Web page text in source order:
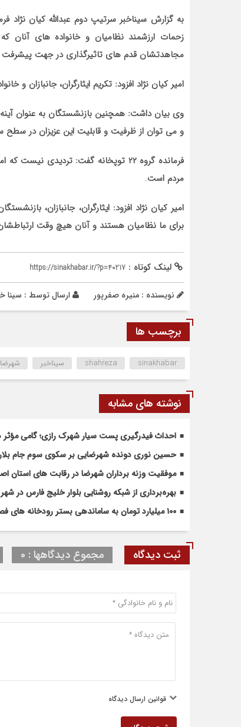
به گزارش سیناخبر سرتیپ دوم عبدالله کیان نژاد
زحمات ارزشمند نظامیان و خانواده های
مجاهدتشان قدم های تاثیرگذاری در جهت پیشرفت
امیر کیان نژاد افزود: تکریم ایثارگران، جانبازان و
وی بیان داشت: همچنین بازنشستگان به عنوان
و می توان از ظرفیت و قابلیت این عزیزان در سطح
فرمانده گروه ۲۲ توپخانه گفت:
مردم است.
امیر کیان نژاد افزود: ایثارگران، جانبازان،
برای ما نظامیان هستند و آنان هیچ وقت
لینک کوتاه : https://sinakhabar.ir/?p=40217
نویسنده : منیره صفرپور ارسال توسط : سینا
برچسب ها
shahreza sinakhabar سیناخبر شهرضا
نوشته های مشابه
احداث فیدرگیری پست سیار شهرک رازی؛ گامی مؤثر
حسین نوری دونده شهرضایی بر سکوی سوم جام
موفقیت وزنه برداران شهرضا در رقابت های استان
بهره‌برداری از شبکه روشنایی بلوار خلیج فارس در
۱۰۰ میلیارد تومان به ساماندهی بستر رودخانه های فصلی شهرضا و دهاقان اختصاص یافت
ثبت دیدگاه مجموع دیدگاهها : 0
قوانین ارسال دیدگاه